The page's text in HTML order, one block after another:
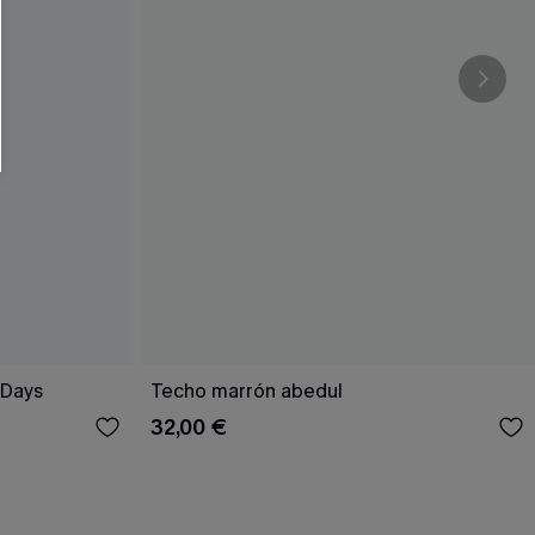
Techo marrón abedul
32,00 €
formulario, usted acepta nuestros
de Cupshe en cualquier momento del
y ofertas adaptados a su perfil.